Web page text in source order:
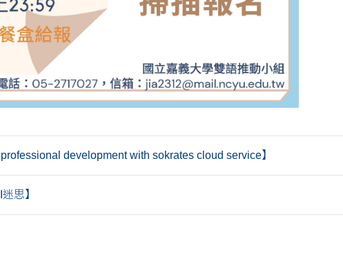
development with sokrates cloud service】
思】